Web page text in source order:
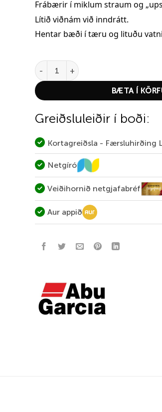
Frábærir í miklum straum og
Lítið viðnám við inndrátt.
Hentar bæði í tæru og lituðu
Abu Garcia Droppen Vide 14g – Tiger
BÆTA Í
Greiðsluleiðir í boði:
Kortagreiðsla - Færsluhirðing
Netgíró
Veiðihornið netgjafabréf
Aur appið